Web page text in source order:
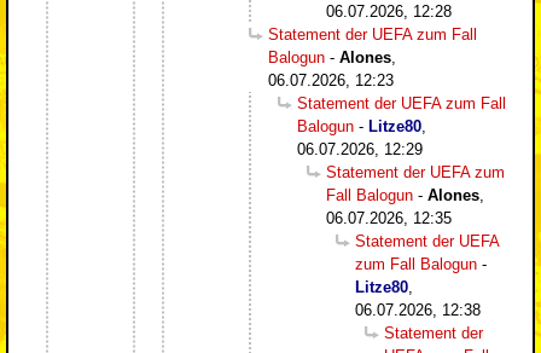
06.07.2026, 12:28
Statement der UEFA zum Fall
Balogun - Alones
06.07.2026, 12:23
Statement der UEFA zum Fall
Balogun - Litze80
06.07.2026, 12:29
Statement der UEFA zum
Fall Balogun - Alones
06.07.2026, 12:35
Statement der UEFA
zum Fall Balogun -
Litze80
06.07.2026, 12:38
Statement der